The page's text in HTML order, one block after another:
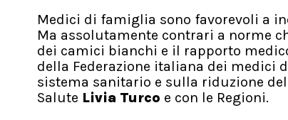
Medici di famiglia sono favorevoli a
Ma assolutamente contrari a norme
dei camici bianchi e il rapporto
della Federazione italiana dei medici
sistema sanitario e sulla riduzione
Salute Livia Turco e con le Regioni.